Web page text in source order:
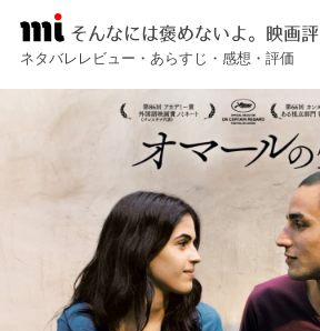
そんなには褒めないよ。映画評
ネタバレレビュー・あらすじ・感想・評価